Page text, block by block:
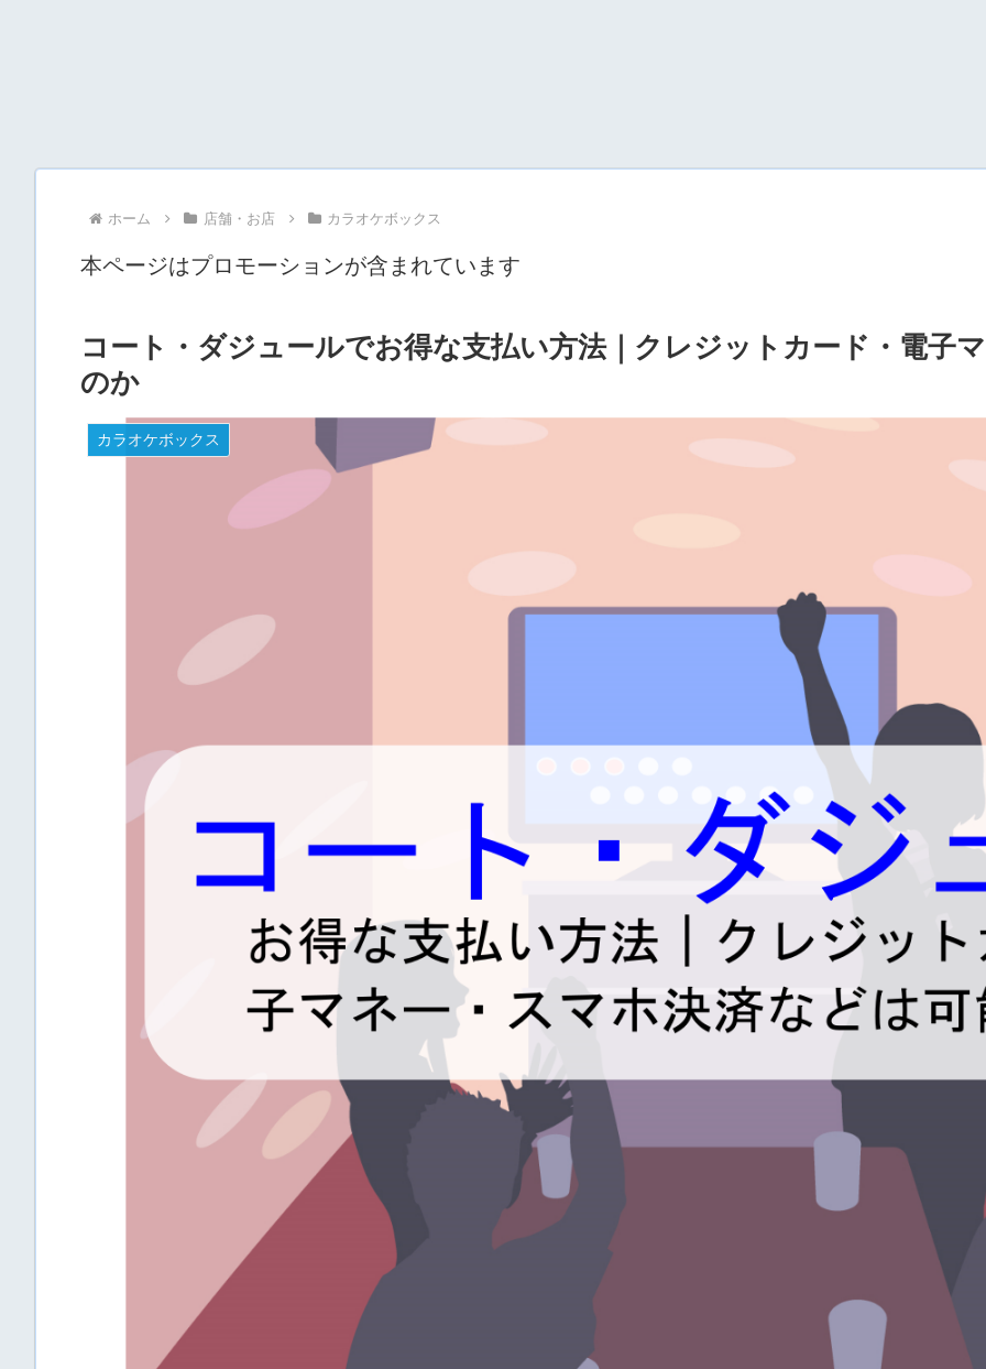
ホーム 店舗・お店 カラオケボックス
本ページはプロモーションが含まれています
コート・ダジュールでお得な支払い方法｜クレジットカード・電子
のか
カラオケボックス